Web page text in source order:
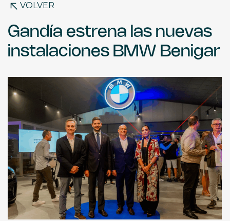
VOLVER
Gandía estrena las nuevas
instalaciones BMW Benigar